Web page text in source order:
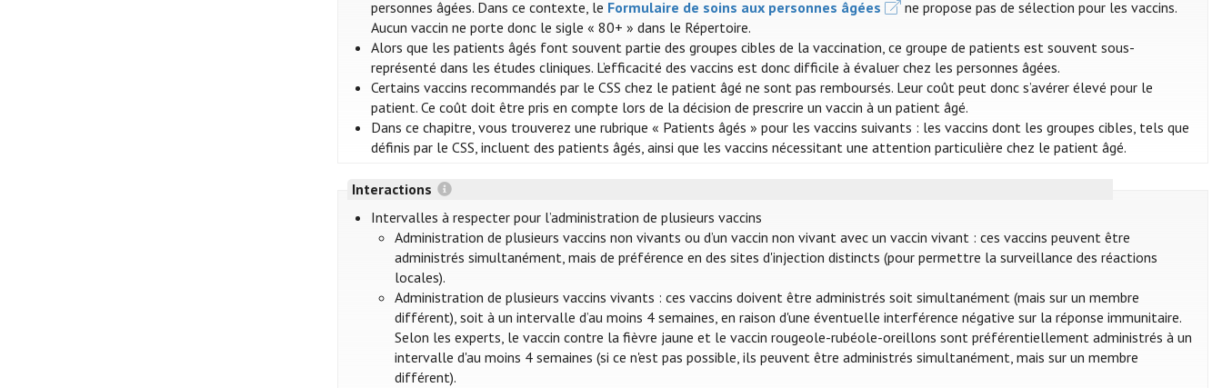
personnes âgées. Dans ce contexte, le Formulaire de soins aux personnes âgées
ne propose pas de sélection pour les vaccins.
Aucun vaccin ne porte donc le sigle « 80+ » dans le Répertoire.
Alors que les patients âgés font souvent partie des groupes cibles de la vaccination, ce groupe de patients est souvent sous-
représenté dans les études cliniques. L’efficacité des vaccins est donc difficile à évaluer chez les personnes âgées.
Certains vaccins recommandés par le CSS chez le patient âgé ne sont pas remboursés. Leur coût peut donc s’avérer élevé pour le
patient. Ce coût doit être pris en compte lors de la décision de prescrire un vaccin à un patient âgé.
Dans ce chapitre, vous trouverez une rubrique « Patients âgés » pour les vaccins suivants : les vaccins dont les groupes cibles, tels que
définis par le CSS, incluent des patients âgés, ainsi que les vaccins nécessitant une attention particulière chez le patient âgé.
Interactions
Intervalles à respecter pour l’administration de plusieurs vaccins
Administration de plusieurs vaccins non vivants ou d’un vaccin non vivant avec un vaccin vivant : ces vaccins peuvent être
administrés simultanément, mais de préférence en des sites d'injection distincts (pour permettre la surveillance des réactions
locales).
Administration de plusieurs vaccins vivants : ces vaccins doivent être administrés soit simultanément (mais sur un membre
différent), soit à un intervalle d’au moins 4 semaines, en raison d'une éventuelle interférence négative sur la réponse immunitaire.
Selon les experts, le vaccin contre la fièvre jaune et le vaccin rougeole-rubéole-oreillons sont préférentiellement administrés à un
intervalle d'au moins 4 semaines (si ce n'est pas possible, ils peuvent être administrés simultanément, mais sur un membre
différent).